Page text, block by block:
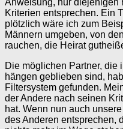
Kriterien entsprechen. Ein
plötzlich wäre ich zum
Männern umgeben, von
rauchen, die Heirat
Die möglichen Partner, die
hängen geblieben sind,
Filtersystem gefunden.
der Andere nach seinen
hat. Wenn nun auch
des Anderen entsprechen,